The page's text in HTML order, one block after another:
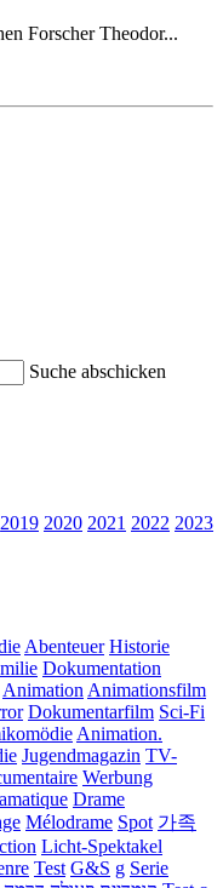
Forscher Theodor...
Suche abschicken
2019 2020 2021 2022 2023
Abenteuer Historie
Dokumentation
Animation Animationsfilm
Dokumentarfilm Sci-Fi
Animation.
Jugendmagazin TV-
Werbung
Drame
Mélodrame Spot 가족
Licht-Spektakel
Test G&S g Serie